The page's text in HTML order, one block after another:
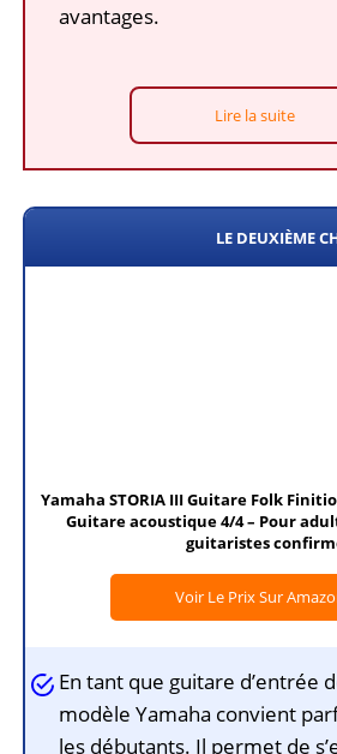
avantages.
Lire la suite
LE DEUXIÈME
Yamaha STORIA III Guitare Folk
Guitare acoustique 4/4 – Pour
guitaristes
Voir Le Prix Sur
En tant que guitare d’entrée
modèle Yamaha convient
les débutants. Il permet de